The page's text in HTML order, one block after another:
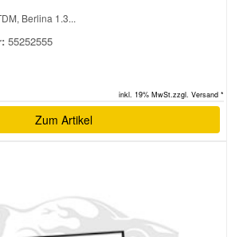
Berlina 1.3...
55252555
inkl. 19% MwSt.zzgl. Versand *
Zum Artikel